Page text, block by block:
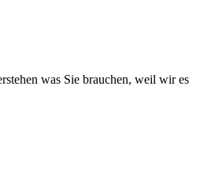
was Sie brauchen, weil wir es